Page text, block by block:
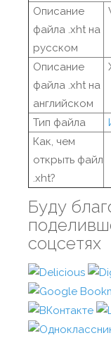
Описание
файла .xht на
русском
Описание
файла .xht на
английском
Тип файла
Как, чем
открыть файл
.xht?
Буду
соцсетях